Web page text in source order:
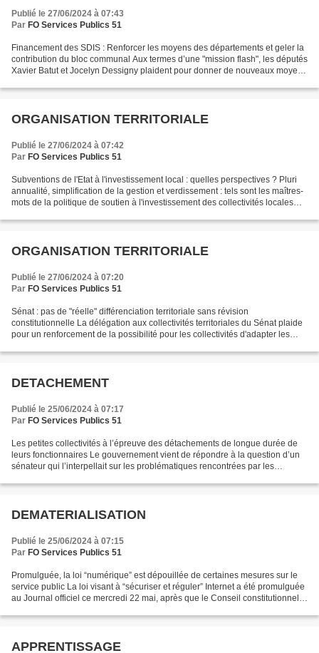
Publié le 27/06/2024 à 07:43
Par FO Services Publics 51
Financement des SDIS : Renforcer les moyens des départements et geler la
contribution du bloc communal Aux termes d’une "mission flash", les députés
Xavier Batut et Jocelyn Dessigny plaident pour donner de nouveaux moyens
ORGANISATION TERRITORIALE
Publié le 27/06/2024 à 07:42
Par FO Services Publics 51
Subventions de l'Etat à l'investissement local : quelles perspectives ? Pluri
annualité, simplification de la gestion et verdissement : tels sont les maîtres-
mots de la politique de soutien à l'investissement des collectivités locales
ORGANISATION TERRITORIALE
Publié le 27/06/2024 à 07:20
Par FO Services Publics 51
Sénat : pas de "réelle" différenciation territoriale sans révision
constitutionnelle La délégation aux collectivités territoriales du Sénat plaide
pour un renforcement de la possibilité pour les collectivités d'adapter les
DETACHEMENT
Publié le 25/06/2024 à 07:17
Par FO Services Publics 51
Les petites collectivités à l’épreuve des détachements de longue durée de
leurs fonctionnaires Le gouvernement vient de répondre à la question d’un
sénateur qui l’interpellait sur les problématiques rencontrées par les
DEMATERIALISATION
Publié le 25/06/2024 à 07:15
Par FO Services Publics 51
Promulguée, la loi “numérique” est dépouillée de certaines mesures sur le
service public La loi visant à “sécuriser et réguler” Internet a été promulguée
au Journal officiel ce mercredi 22 mai, après que le Conseil constitutionnel a
APPRENTISSAGE